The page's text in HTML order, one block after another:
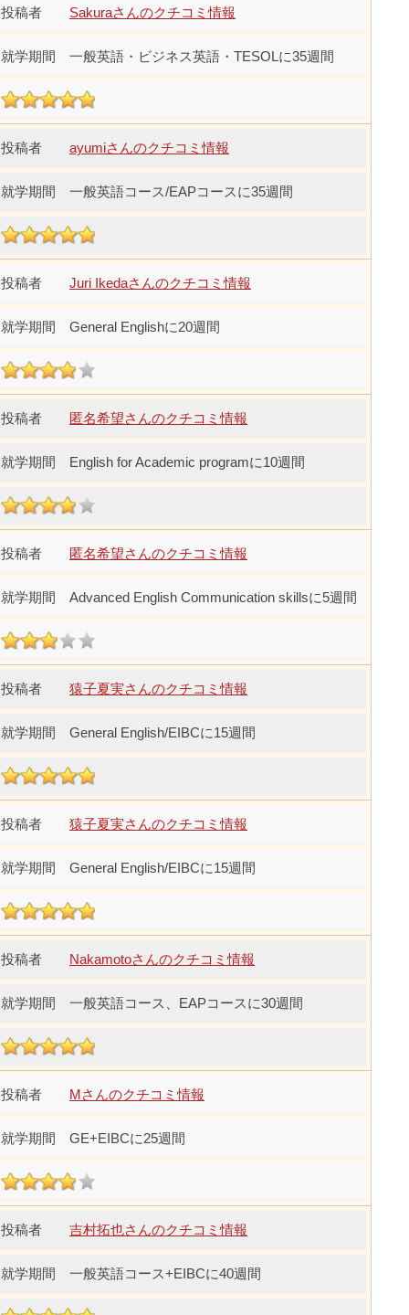
Sakuraさんのクチコミ情報
一般英語・ビジネス英語・TESOLに35週間
ayumiさんのクチコミ情報
一般英語コース/EAPコースに35週間
Juri Ikedaさんのクチコミ情報
General Englishに20週間
匿名希望さんのクチコミ情報
English for Academic programに10週間
匿名希望さんのクチコミ情報
Advanced English Communication skillsに5週間
猿子夏実さんのクチコミ情報
General English/EIBCに15週間
猿子夏実さんのクチコミ情報
General English/EIBCに15週間
Nakamotoさんのクチコミ情報
一般英語コース、EAPコースに30週間
Mさんのクチコミ情報
GE+EIBCに25週間
吉村拓也さんのクチコミ情報
一般英語コース+EIBCに40週間